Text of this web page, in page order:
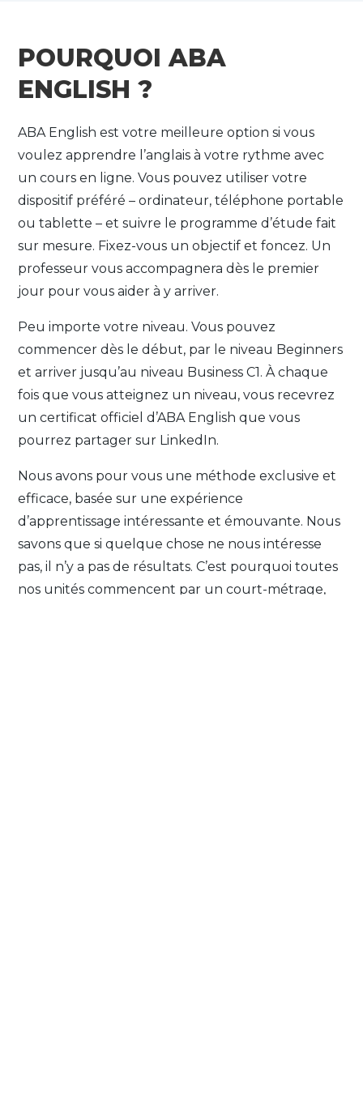
POURQUOI ABA
ENGLISH ?
ABA English est votre meilleure option si vous
voulez apprendre l’anglais à votre rythme avec
un cours en ligne. Vous pouvez utiliser votre
dispositif préféré – ordinateur, téléphone portable
ou tablette – et suivre le programme d’étude fait
sur mesure. Fixez-vous un objectif et foncez. Un
professeur vous accompagnera dès le premier
jour pour vous aider à y arriver.
Peu importe votre niveau. Vous pouvez
commencer dès le début, par le niveau Beginners
et arriver jusqu’au niveau Business C1. À chaque
fois que vous atteignez un niveau, vous recevrez
un certificat officiel d’ABA English que vous
pourrez partager sur LinkedIn.
Nous avons pour vous une méthode exclusive et
efficace, basée sur une expérience
d’apprentissage intéressante et émouvante. Nous
savons que si quelque chose ne nous intéresse
pas, il n’y a pas de résultats. C’est pourquoi toutes
nos unités commencent par un court-métrage,